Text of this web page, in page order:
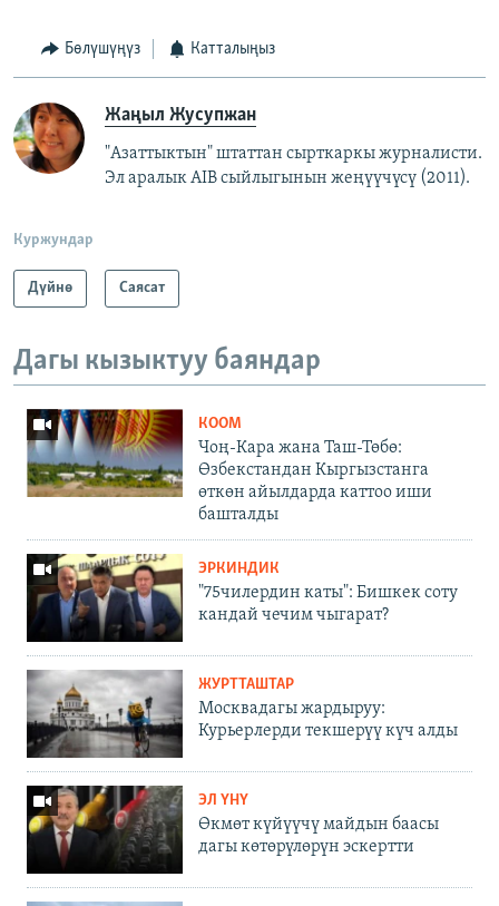
Бөлүшүңүз Катталыңыз
Жаңыл Жусупжан
"Азаттыктын" штаттан сырткаркы журналисти.
Эл аралык AIB сыйлыгынын жеңүүчүсү (2011).
Куржундар
Дүйнө Саясат
Дагы кызыктуу баяндар
КООМ
Чоң-Кара жана Таш-Төбө:
Өзбекстандан Кыргызстанга
өткөн айылдарда каттоо иши
башталды
ЭРКИНДИК
"75чилердин каты": Бишкек соту
кандай чечим чыгарат?
ЖУРТТАШТАР
Москвадагы жардыруу:
Курьерлерди текшерүү күч алды
ЭЛ ҮНҮ
Өкмөт күйүүчү майдын баасы
дагы көтөрүлөрүн эскертти